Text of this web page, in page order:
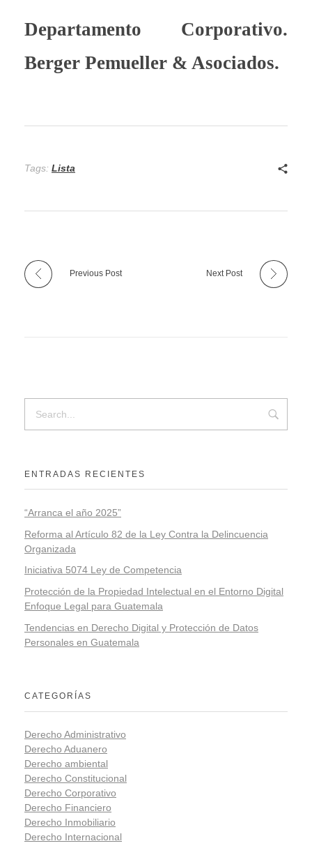
Departamento Corporativo.
Berger Pemueller & Asociados.
Tags: Lista
Previous Post Next Post
ENTRADAS RECIENTES
“Arranca el año 2025”
Reforma al Artículo 82 de la Ley Contra la Delincuencia
Organizada
Iniciativa 5074 Ley de Competencia
Protección de la Propiedad Intelectual en el Entorno Digital
Enfoque Legal para Guatemala
Tendencias en Derecho Digital y Protección de Datos
Personales en Guatemala
CATEGORÍAS
Derecho Administrativo
Derecho Aduanero
Derecho ambiental
Derecho Constitucional
Derecho Corporativo
Derecho Financiero
Derecho Inmobiliario
Derecho Internacional